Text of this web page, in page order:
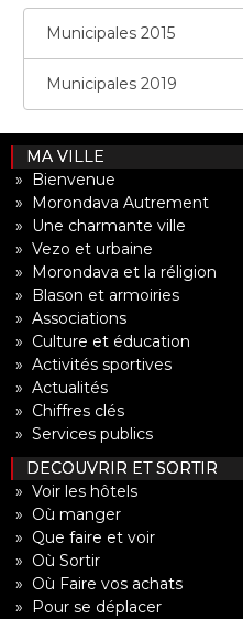
Municipales 2015
Municipales 2019
MA VILLE
» Bienvenue
» Morondava Autrement
» Une charmante ville
» Vezo et urbaine
» Morondava et la réligion
» Blason et armoiries
» Associations
» Culture et éducation
» Activités sportives
» Actualités
» Chiffres clés
» Services publics
DECOUVRIR ET SORTIR
» Voir les hôtels
» Où manger
» Que faire et voir
» Où Sortir
» Où Faire vos achats
» Pour se déplacer